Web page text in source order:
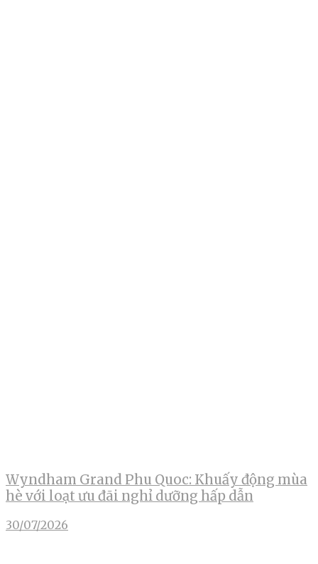
Wyndham Grand Phu Quoc: Khuấy động mùa
hè với loạt ưu đãi nghỉ dưỡng hấp dẫn
30/07/2026